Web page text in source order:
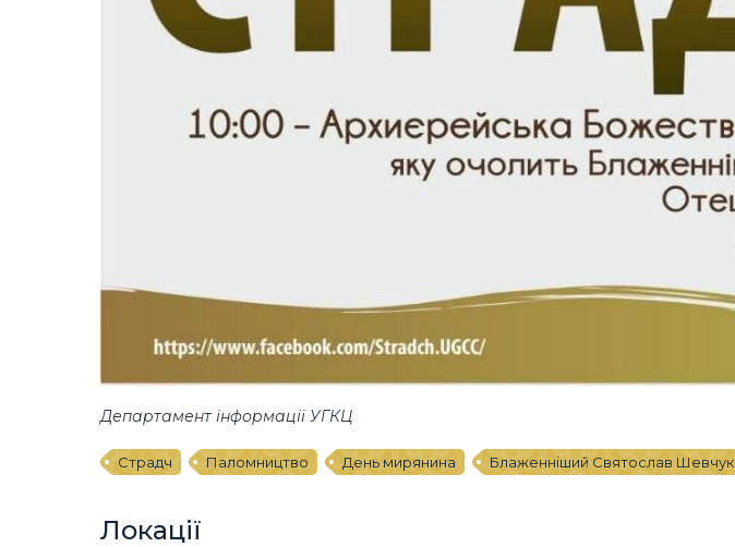
Департамент інформації УГКЦ
Страдч Паломництво День мирянина Блаженніший Святослав Шевчук
Локації